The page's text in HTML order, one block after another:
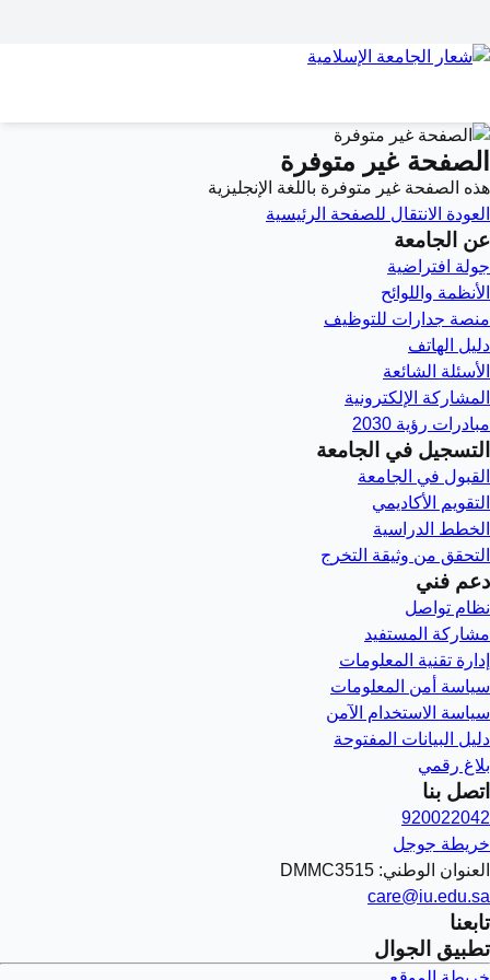
الصفحة غير متوفرة
هذه الصفحة غير متوفرة باللغة الإنجليزية
العودة الانتقال للصفحة الرئيسية
عن الجامعة
جولة افتراضية
الأنظمة واللوائح
منصة جدارات للتوظيف
دليل الهاتف
الأسئلة الشائعة
المشاركة الإلكترونية
مبادرات رؤية 2030
التسجيل في الجامعة
القبول في الجامعة
التقويم الأكاديمي
الخطط الدراسية
التحقق من وثيقة التخرج
دعم فني
نظام تواصل
مشاركة المستفيد
إدارة تقنية المعلومات
سياسة أمن المعلومات
سياسة الاستخدام الآمن
دليل البيانات المفتوحة
بلاغ رقمي
اتصل بنا
920022042
خريطة جوجل
العنوان الوطني: DMMC3515
care@iu.edu.sa
تابعنا
تطبيق الجوال